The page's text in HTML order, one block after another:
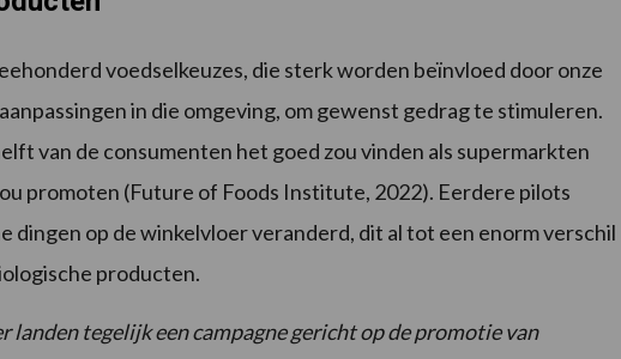
voedselkeuzes, die sterk worden beïnvloed door onze
in die omgeving, om gewenst gedrag te stimuleren.
van de consumenten het goed zou vinden als supermarkten
promoten (Future of Foods Institute, 2022). Eerdere pilots
dingen op de winkelvloer veranderd, dit al tot een enorm verschil
producten.
landen tegelijk een campagne gericht op de promotie van